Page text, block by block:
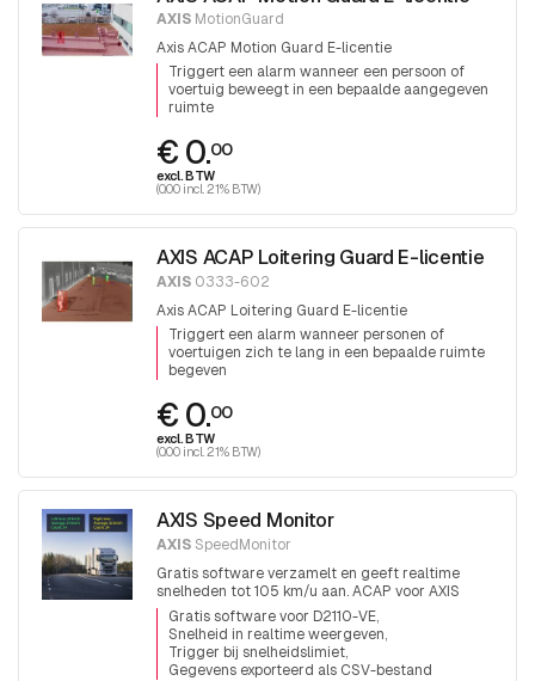
AXIS MotionGuard
Axis ACAP Motion Guard E-licentie
Triggert een alarm wanneer een persoon of
voertuig beweegt in een bepaalde aangegeven
ruimte
€ 0.00
excl. BTW
(0.00 incl. 21% BTW)
AXIS ACAP Loitering Guard E-licentie
AXIS 0333-602
Axis ACAP Loitering Guard E-licentie
Triggert een alarm wanneer personen of
voertuigen zich te lang in een bepaalde ruimte
begeven
€ 0.00
excl. BTW
(0.00 incl. 21% BTW)
AXIS Speed Monitor
AXIS SpeedMonitor
Gratis software verzamelt en geeft realtime
snelheden tot 105 km/u aan. ACAP voor AXIS
D2110-VE radar
Gratis software voor D2110-VE
Snelheid in realtime weergeven
Trigger bij snelheidslimiet
Gegevens exporteerd als CSV-bestand